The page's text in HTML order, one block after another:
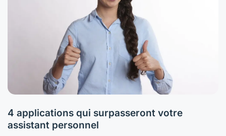
4 applications qui surpasseront votre
assistant personnel